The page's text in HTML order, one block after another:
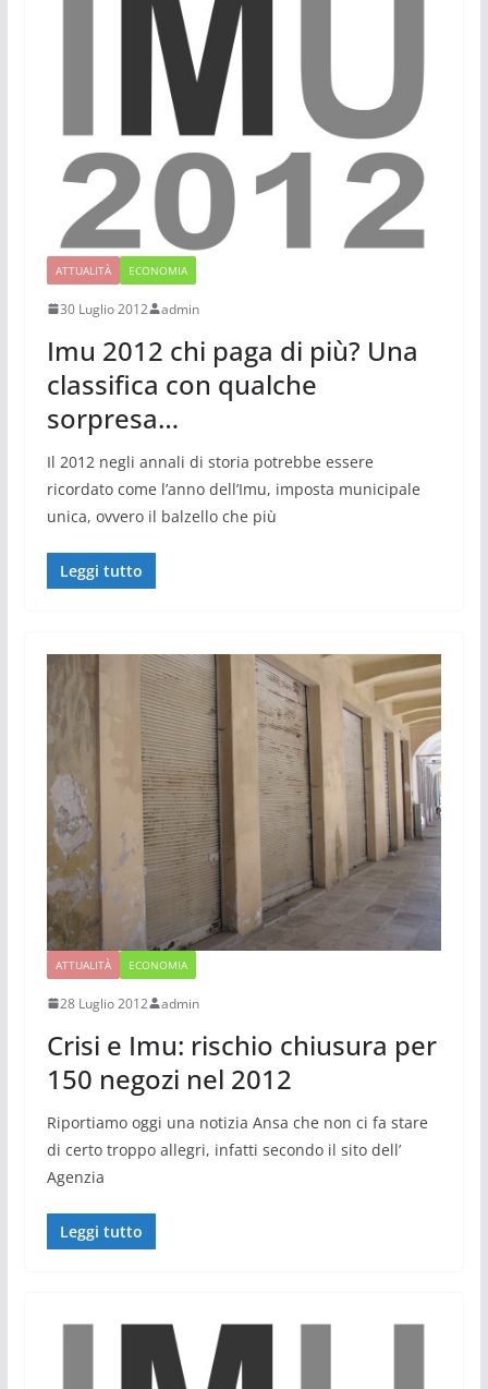
ATTUALITÀ ECONOMIA
30 Luglio 2012 admin
Imu 2012 chi paga di più? Una
classifica con qualche
sorpresa…
Il 2012 negli annali di storia potrebbe essere
ricordato come l’anno dell’Imu, imposta municipale
unica, ovvero il balzello che più
Leggi tutto
ATTUALITÀ ECONOMIA
28 Luglio 2012 admin
Crisi e Imu: rischio chiusura per
150 negozi nel 2012
Riportiamo oggi una notizia Ansa che non ci fa stare
di certo troppo allegri, infatti secondo il sito dell’
Agenzia
Leggi tutto